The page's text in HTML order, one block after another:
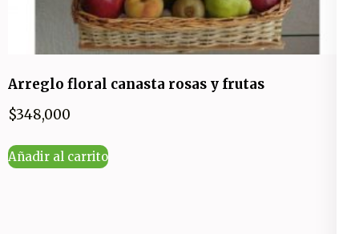
Arreglo floral canasta rosas y frutas
$348,000
Añadir al carrito